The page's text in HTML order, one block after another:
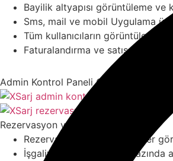
Bayilik altyapısı görüntüleme ve
Sms, mail ve mobil Uygulama
Tüm kullanıcıların görüntülendiği
Faturalandırma ve satış modülü
Admin Kontrol Paneli Gelişmiş Arayüzü
Rezervasyon ve İşgaliye Takibi
Rezervasyon işgaliye işlemler
İşgaliye fiyatları dakika bazında